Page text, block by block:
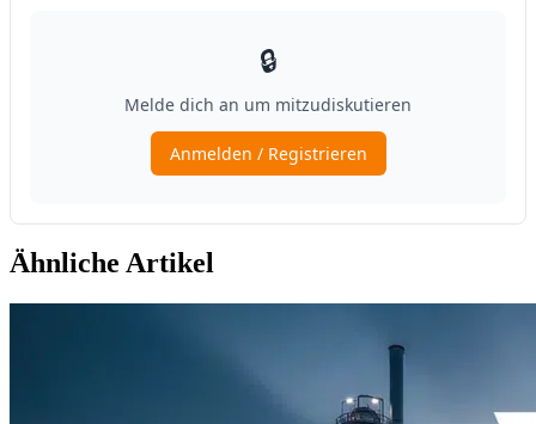
Ähnliche Artikel